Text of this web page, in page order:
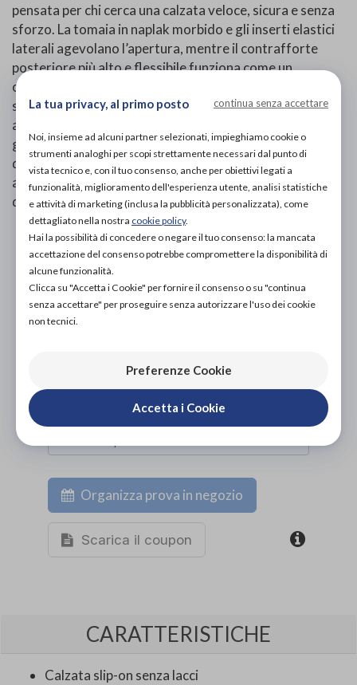
pensata per chi cerca una calzata veloce, sicura e senza
sforzo. La tomaia in naplak morbido e gli inserti elastici
laterali agevolano l’apertura, mentre il contrafforte
posteriore più alto e flessibile funziona come un
calzascarpe integrato: infili il piede senza piegarti e
senza tirare. La punta ampia e la pianta comoda
accolgono piedi sensibili o leggermente gonfi a fine
giornata. Il plantare anatomico estraibile consente l’uso
di plantari su misura; la suola leggera, antiscivolo e
ammortizzata garantisce stabilità e comfort per l’uso
quotidiano, a casa, al lavoro e in viaggio.
PROVA E ACQUISTA IN NEGOZIO
DA142,00€
PROVA E NOLEGGIA IN NEGOZIO
NON DISPONIBILE
Organizza prova in negozio
Scarica il coupon
CARATTERISTICHE
Calzata slip-on senza lacci
La tua privacy, al primo posto continua senza accettare
Noi, insieme ad alcuni partner selezionati, impieghiamo cookie o
strumenti analoghi per scopi strettamente necessari dal punto di
vista tecnico e, con il tuo consenso, anche per obiettivi legati a
funzionalità, miglioramento dell'esperienza utente, analisi statistiche
e attività di marketing (inclusa la pubblicità personalizzata), come
dettagliato nella nostra cookie policy.
Hai la possibilità di concedere o negare il tuo consenso: la mancata
accettazione del consenso potrebbe compromettere la disponibilità di
alcune funzionalità.
Clicca su "Accetta i Cookie" per fornire il consenso o su "continua
senza accettare" per proseguire senza autorizzare l'uso dei cookie
non tecnici.
Preferenze Cookie
Accetta i Cookie